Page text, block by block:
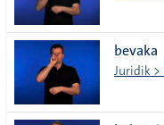
bevaka
Juridik